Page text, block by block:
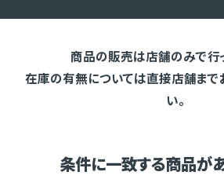
商品の販売は店舗のみで行
在庫の有無については直接店舗まで
い。
条件に一致する商品があ